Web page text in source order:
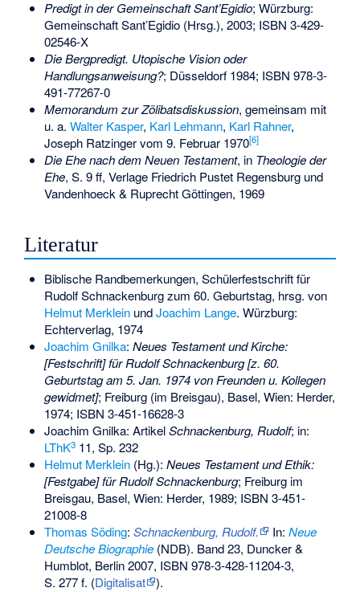
Predigt in der Gemeinschaft Sant’Egidio; Würzburg:
Gemeinschaft Sant’Egidio (Hrsg.), 2003; ISBN 3-429-
02546-X
Die Bergpredigt. Utopische Vision oder
Handlungsanweisung?; Düsseldorf 1984; ISBN 978-3-
491-77267-0
Memorandum zur Zölibatsdiskussion, gemeinsam mit
u. a. Walter Kasper, Karl Lehmann, Karl Rahner,
Joseph Ratzinger vom 9. Februar 1970[6]
Die Ehe nach dem Neuen Testament, in Theologie der
Ehe, S. 9 ff, Verlage Friedrich Pustet Regensburg und
Vandenhoeck & Ruprecht Göttingen, 1969
Literatur
Biblische Randbemerkungen, Schülerfestschrift für
Rudolf Schnackenburg zum 60. Geburtstag, hrsg. von
Helmut MerkleinundJoachim Lange. Würzburg:
Echterverlag, 1974
Joachim Gnilka: Neues Testament und Kirche:
[Festschrift] für Rudolf Schnackenburg [z. 60.
Geburtstag am 5. Jan. 1974 von Freunden u. Kollegen
gewidmet]; Freiburg (im Breisgau), Basel, Wien: Herder,
1974; ISBN 3-451-16628-3
Joachim Gnilka: ArtikelSchnackenburg, Rudolf; in:
LThK311, Sp. 232
Helmut Merklein(Hg.): Neues Testament und Ethik:
[Festgabe] für Rudolf Schnackenburg; Freiburg im
Breisgau, Basel, Wien: Herder, 1989; ISBN 3-451-
21008-8
Thomas Söding: Schnackenburg, Rudolf. In: Neue
Deutsche Biographie(NDB). Band 23, Duncker &
Humblot, Berlin 2007, ISBN 978-3-428-11204-3,
S. 277 f. (Digitalisat ).